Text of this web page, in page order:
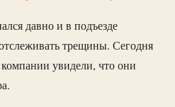
давно и в подъезде
трещины. Сегодня
увидели, что они